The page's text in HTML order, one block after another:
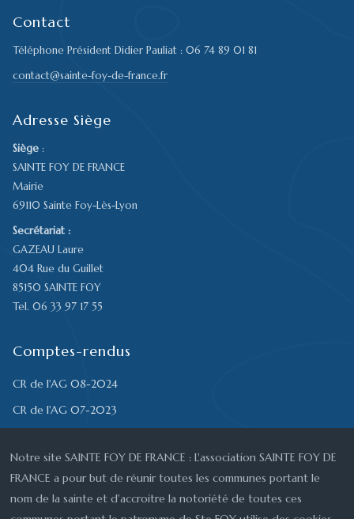
Contact
Téléphone Président Didier Pauliat : 06 74 89 01 81
contact@sainte-foy-de-france.fr
Adresse Siège
Siège :
SAINTE FOY DE FRANCE
Mairie
69110 Sainte Foy-Lès-Lyon
Secrétariat :
GAZEAU Laure
404 Rue du Guillet
85150 SAINTE FOY
Tel. 06 33 97 17 55
Comptes-rendus
CR de l'AG 08-2024
CR de l'AG 07-2023
CR de l'AG 08-2022
Notre site SAINTE FOY DE FRANCE : L'association SAINTE FOY DE
FRANCE a pour but de réunir toutes les communes portant le
nom de la sainte et d'accroitre la notoriété de toutes ces